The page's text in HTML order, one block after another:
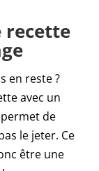
recette
en reste ?
avec un
de
le jeter. Ce
être une